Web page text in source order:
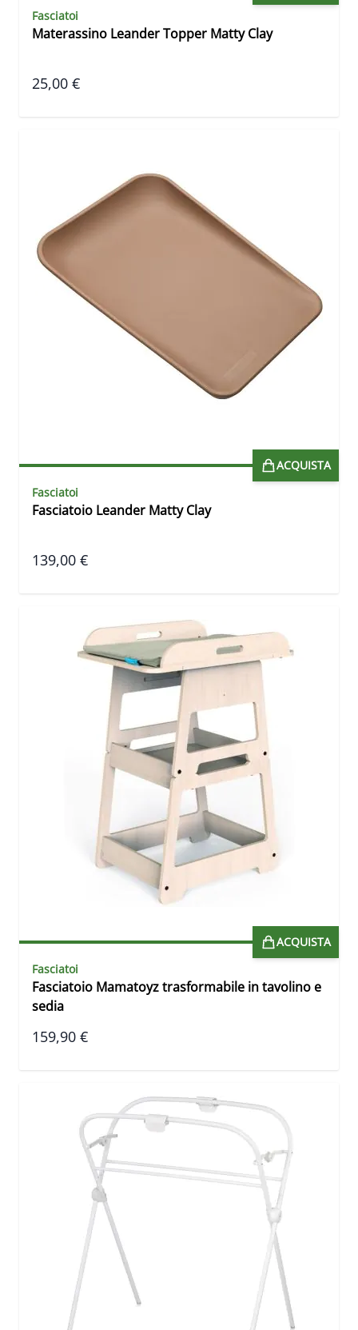
Fasciatoi
Materassino Leander Topper Matty Clay
25,00 €
ACQUISTA
Fasciatoi
Fasciatoio Leander Matty Clay
139,00 €
ACQUISTA
Fasciatoi
Fasciatoio Mamatoyz trasformabile in tavolino e
sedia
159,90 €